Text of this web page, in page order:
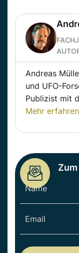
Andreas
und UFO-
Publizist mit
Mehr